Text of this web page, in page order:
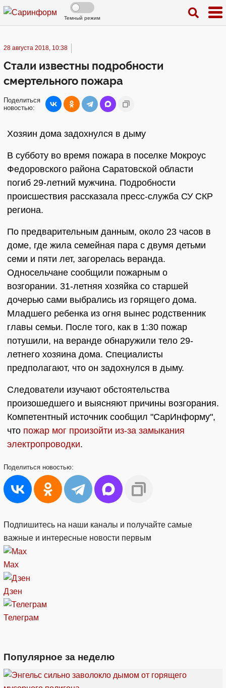
Темный режим
28 августа 2018, 10:38
Стали известны подробности
смертельного пожара
Поделиться
новостью:
Хозяин дома задохнулся в дыму
В субботу во время пожара в поселке Мокроус
Федоровского района Саратовской области
погиб 29-летний мужчина. Подробности
происшествия рассказала пресс-служба СУ СКР
региона.
По предварительным данным, около 23 часов в
доме, где жила семейная пара с двумя детьми
семи и пяти лет, загорелась веранда.
Односельчане сообщили пожарным о
возгорании. 31-летняя хозяйка со старшей
дочерью сами выбрались из горящего дома.
Младшего ребенка из огня вынес родственник
главы семьи. После того, как в 1:30 пожар
потушили, на веранде обнаружили тело 29-
летнего хозяина дома. Специалисты
предполагают, что он задохнулся в дыму.
Следователи изучают обстоятельства
произошедшего и выясняют причины возгорания.
Компетентный источник сообщил "СарИнформу",
что пожар мог произойти из-за замыкания
электропроводки.
Поделиться новостью:
Подпишитесь на наши каналы и получайте самые
важные и интересные новости первым
Max
Дзен
Телеграм
Популярное за неделю